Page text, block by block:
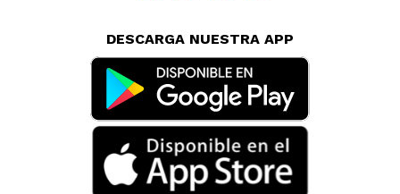
DESCARGA NUESTRA APP